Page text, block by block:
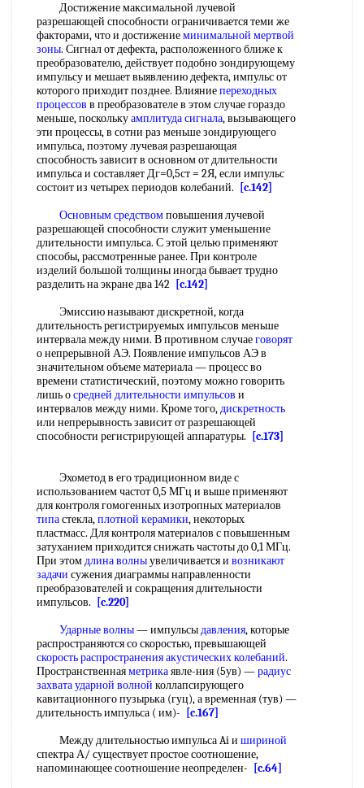
Достижение максимальной лучевой
разрешающей способности ограничивается теми же
факторами, что и достижениеминимальной мертвой
зоны. Сигнал от дефекта, расположенного ближе к
преобразователю, действует подобно зондирующему
импульсу и мешает выявлению дефекта, импульс от
которого приходит позднее. Влияниепереходных
процессов в преобразователе в этом случае гораздо
меньше, посколькуамплитуда сигнала, вызывающего
эти процессы, в сотни раз меньше зондирующего
импульса, поэтому лучевая разрешающая
способность зависит в основном от длительности
импульса и составляет Дг=0,5ст = 2Я, если импульс
состоит из четырех периодов колебаний.
[c.142]
Основным средствомповышения лучевой
разрешающей способности служит уменьшение
длительности импульса. С этой целью применяют
способы, рассмотренные ранее. При контроле
изделий большой толщины иногда бывает трудно
разделить на экране два 142 [c.142]
Эмиссию называют дискретной, когда
длительность регистрируемых импульсов меньше
интервала между ними. В противном случаеговорят
о непрерывной АЭ. Появление импульсов АЭ в
значительном объеме материала — процесс во
времени статистический, поэтому можно говорить
лишь осредней длительности импульсов и
интервалов между ними. Кроме того,дискретность
или непрерывность зависит от разрешающей
способности регистрирующей аппаратуры.
[c.173]
Эхометод в его традиционном виде с
использованием частот 0,5 МГц и выше применяют
для контроля гомогенных изотропных материалов
типастекла,плотной керамики, некоторых
пластмасс. Для контроля материалов с повышенным
затуханием приходится снижать частоты до 0,1 МГц.
При этомдлина волныувеличивается и возникают
задачи сужения диаграммы направленности
преобразователей и сокращения длительности
импульсов.
[c.220]
Ударные волны— импульсыдавления, которые
распространяются со скоростью, превышающей
скорость распространенияакустических колебаний.
Пространственнаяметрикаявле-ния (5ув) —радиус
захватаударной волной коллапсирующего
кавитационного пузырька (гуц), а временная (тув) —
длительность импульса ( им)-
[c.167]
Между длительностью импульса Ai и шириной
спектра А/ существует простое соотношение,
напоминающее соотношение неопределен-
[c.64]